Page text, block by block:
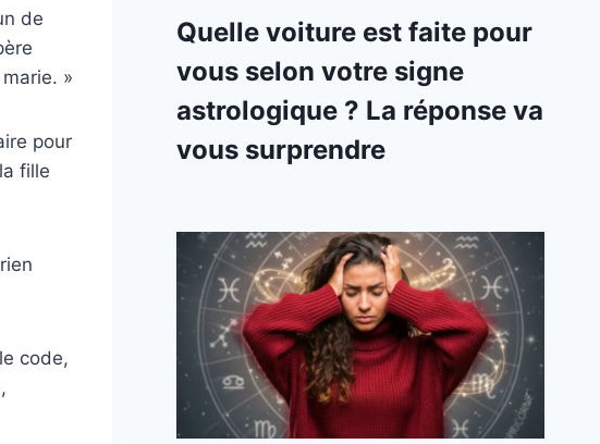
de
»
pour
fille
code,
Quelle voiture est faite pour
vous selon votre signe
astrologique ? La réponse va
vous surprendre